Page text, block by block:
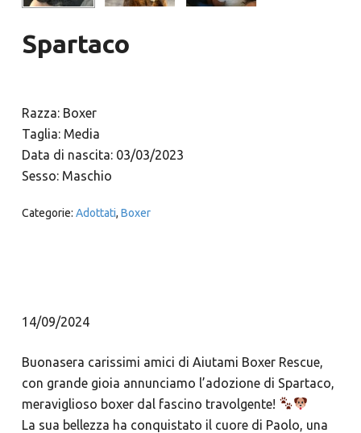
Spartaco
Razza: Boxer
Taglia: Media
Data di nascita: 03/03/2023
Sesso: Maschio
Categorie: Adottati, Boxer
14/09/2024
Buonasera carissimi amici di Aiutami Boxer Rescue,
con grande gioia annunciamo l’adozione di Spartaco,
meraviglioso boxer dal fascino travolgente!
La sua bellezza ha conquistato il cuore di Paolo, una